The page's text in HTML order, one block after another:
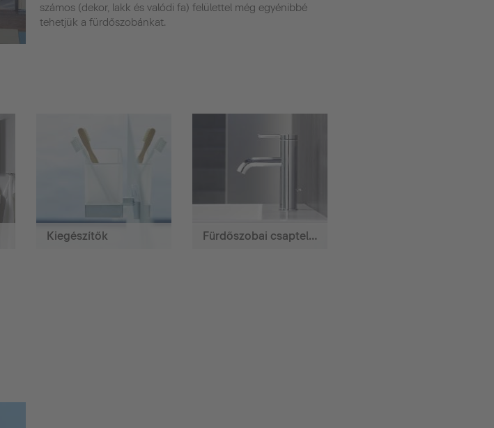
számos (dekor, lakk és valódi fa) felülettel még egyénibbé
tehetjük a fürdőszobánkat.
Kiegészítők Fürdőszobai csaptelepek